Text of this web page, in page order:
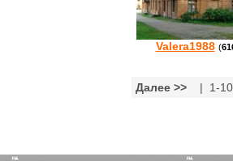
Valera1988 (
Далее >> | 1-